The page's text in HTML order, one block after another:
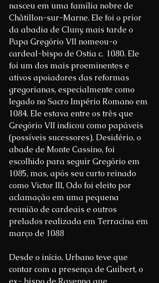
nasceu em uma família nobre de
Châtillon-sur-Marne. Ele foi o prior
da abadia de Cluny, mais tarde o
Papa Gregório VII nomeou-o
cardeal-bispo de Ostia c.  1080. Ele
foi um dos mais proeminentes e
ativos apoiadores das reformas
gregorianas, especialmente como
legado no Sacro Império Romano em
1084. Ele estava entre os três que
Gregório VII indicou como papáveis
(possíveis sucessores). Desidério, o
abade de Monte Cassino, foi
escolhido para seguir Gregório em
1085, mas, após seu curto reinado
como Victor III, Odo foi eleito por
aclamação em uma pequena
reunião de cardeais e outros
prelados realizada em Terracina em
março de 1088
Desde o início, Urbano teve que
contar com a presença de Guibert, o